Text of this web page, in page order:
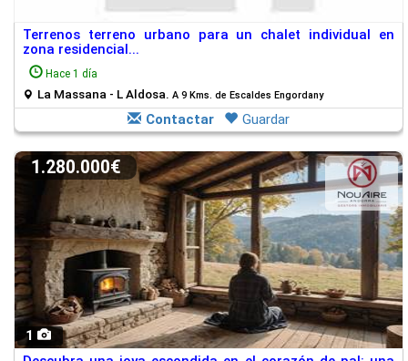
Terrenos terreno urbano para un chalet individual en
zona residencial...
Hace 1 día
La Massana - L Aldosa. A 9 Kms. de Escaldes Engordany
Contactar Guardar
1
1.280.000€